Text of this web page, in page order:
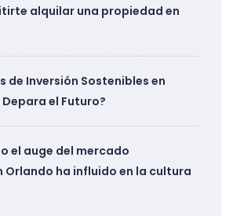
alquilar una propiedad en
de Inversión Sostenibles en
el Futuro?
el auge del mercado
Orlando ha influido en la cultura